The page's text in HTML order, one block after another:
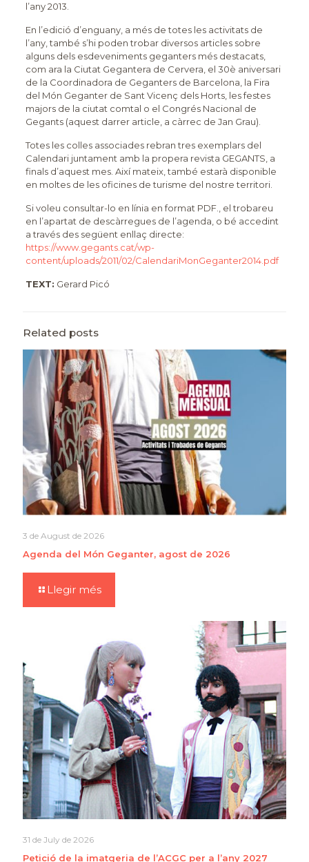
l’any 2013.
En l’edició d’enguany, a més de totes les activitats de
l’any, també s’hi poden trobar diversos articles sobre
alguns dels esdeveniments geganters més destacats,
com ara la Ciutat Gegantera de Cervera, el 30è aniversari
de la Coordinadora de Geganters de Barcelona, la Fira
del Món Geganter de Sant Vicenç dels Horts, les festes
majors de la ciutat comtal o el Congrés Nacional de
Gegants (aquest darrer article, a càrrec de Jan Grau).
Totes les colles associades rebran tres exemplars del
Calendari juntament amb la propera revista GEGANTS, a
finals d’aquest mes. Així mateix, també estarà disponible
en moltes de les oficines de turisme del nostre territori.
Si voleu consultar-lo en línia en format PDF., el trobareu
en l’apartat de descàrregues de l’agenda, o bé accedint
a través des següent enllaç directe:
https://www.gegants.cat/wp-
content/uploads/2011/02/CalendariMonGeganter2014.pdf
TEXT: Gerard Picó
Related posts
3 de August de 2026
Agenda del Món Geganter, agost de 2026
Llegir més
31 de July de 2026
Petició de la imatgeria de l’ACGC per a l’any 2027